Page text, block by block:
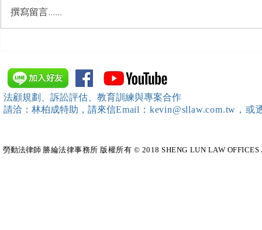
訓練）課程，邀請本所所長 邱
靖棠律師 擔任講師
撰寫留言......
法顧規劃、訴訟評估、教育訓練與專案合作
請洽：林柏成特助 ，請來信Email：kevin@sllaw.com.tw，
勞動法律師​ 勝綸法律事務所 版權所有 © 2018 SHENG LUN LAW